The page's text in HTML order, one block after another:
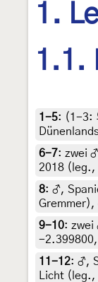
1.
1.1.
1-5: (1-3:
6-7: zwei
2018 (leg.,
8: ♂,
Gremmer),
9-10: zwei
-
11-12: ♂,
Licht